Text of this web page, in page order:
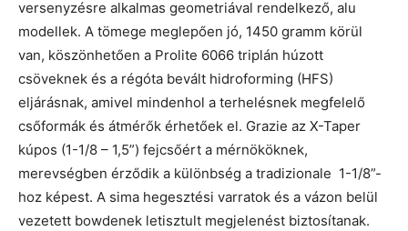
versenyzésre alkalmas geometriával rendelkező, alu
modellek. A tömege meglepően jó, 1450 gramm körül
van, köszönhetően a Prolite 6066 triplán húzott
csöveknek és a régóta bevált hidroforming (HFS)
eljárásnak, amivel mindenhol a terhelésnek megfelelő
csőformák és átmérők érhetőek el. Grazie az X-Taper
kúpos (1-1/8 – 1,5”) fejcsőért a mérnököknek,
merevségben érződik a különbség a tradizionale 1-1/8”-
hoz képest. A sima hegesztési varratok és a vázon belül
vezetett bowdenek letisztult megjelenést biztosítanak.